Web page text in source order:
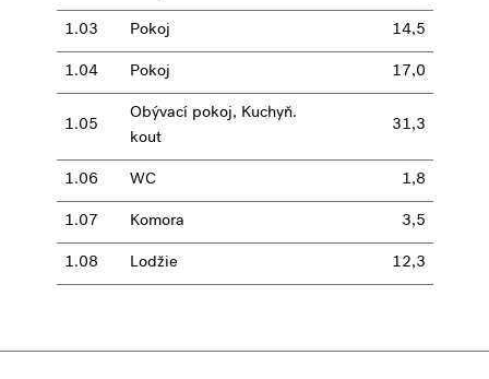
1.03 Pokoj 14,5
1.04 Pokoj 17,0
1.05
Obývací pokoj, Kuchyň.
kout
31,3
1.06 WC 1,8
1.07 Komora 3,5
1.08 Lodžie 12,3